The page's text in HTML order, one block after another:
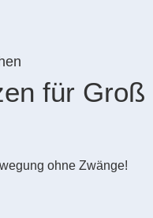
für Groß
ohne Zwänge!